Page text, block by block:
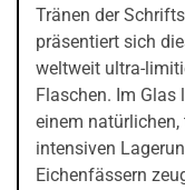
Tränen der
präsentiert sich
weltweit ultra-
Flaschen. Im Glas
einem natürlichen,
intensiven
Eichenfässern